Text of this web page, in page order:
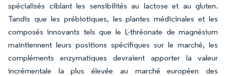
spécialisés ciblant les sensibilités au lactose et au gluten.
Tandis que les prébiotiques, les plantes médicinales et les
composés innovants tels que le L-thréonate de magnésium
maintiennent leurs positions spécifiques sur le marché, les
compléments enzymatiques devraient apporter la valeur
incrémentale la plus élevée au marché européen des